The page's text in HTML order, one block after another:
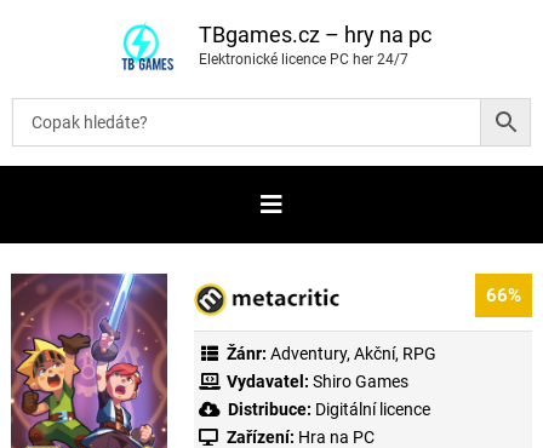
t
b
TBgames.cz – hry na pc
Elektronické licence PC her 24/7
66%
Žánr: Adventury, Akční, RPG
Vydavatel: Shiro Games
Distribuce: Digitální licence
Zařízení: Hra na PC